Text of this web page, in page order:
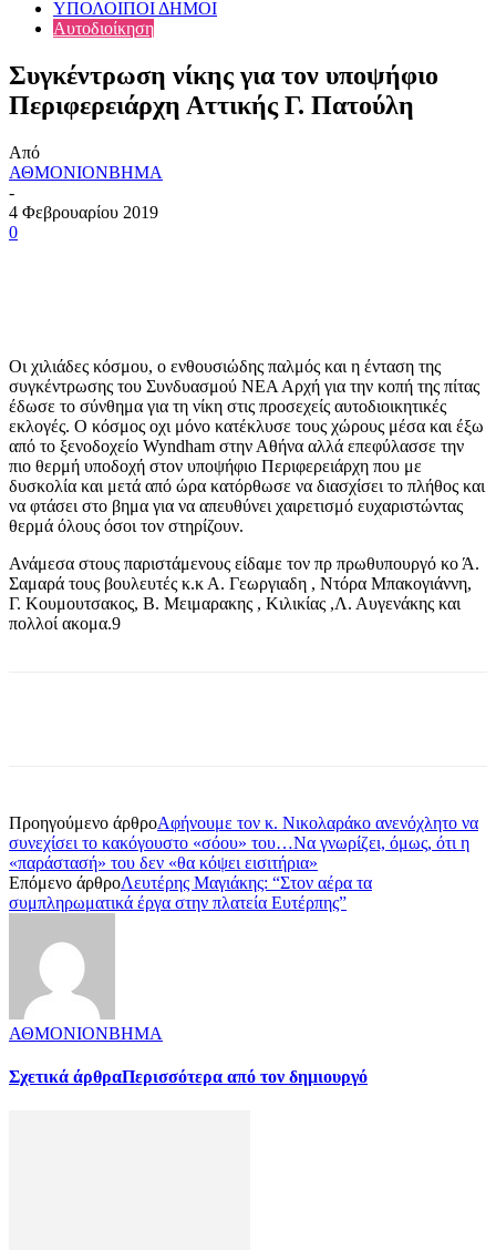
ΥΠΟΛΟΙΠΟΙ ΔΗΜΟΙ
Αυτοδιοίκηση
Συγκέντρωση νίκης για τον υποψήφιο
Περιφερειάρχη Αττικής Γ. Πατούλη
Από
ΑΘΜΟΝΙΟΝΒΗΜΑ
-
4 Φεβρουαρίου 2019
0
Οι χιλιάδες κόσμου, ο ενθουσιώδης παλμός και η ένταση της
συγκέντρωσης του Συνδυασμού ΝΕΑ Αρχή για την κοπή της πίτας
έδωσε το σύνθημα για τη νίκη στις προσεχείς αυτοδιοικητικές
εκλογές. Ο κόσμος οχι μόνο κατέκλυσε τους χώρους μέσα και έξω
από το ξενοδοχείο Wyndham στην Αθήνα αλλά επεφύλασσε την
πιο θερμή υποδοχή στον υποψήφιο Περιφερειάρχη που με
δυσκολία και μετά από ώρα κατόρθωσε να διασχίσει το πλήθος και
να φτάσει στο βημα για να απευθύνει χαιρετισμό ευχαριστώντας
θερμά όλους όσοι τον στηρίζουν.
Ανάμεσα στους παριστάμενους είδαμε τον πρ πρωθυπουργό κο Ά.
Σαμαρά τους βουλευτές κ.κ Α. Γεωργιαδη , Ντόρα Μπακογιάννη,
Γ. Κουμουτσακος, Β. Μειμαρακης , Κιλικίας ,Λ. Αυγενάκης και
πολλοί ακομα.9
Προηγούμενο άρθροΑφήνουμε τον κ. Νικολαράκο ανενόχλητο να
συνεχίσει το κακόγουστο «σόου» του…Να γνωρίζει, όμως, ότι η
«παράστασή» του δεν «θα κόψει εισιτήρια»
Επόμενο άρθροΛευτέρης Μαγιάκης: “Στον αέρα τα
συμπληρωματικά έργα στην πλατεία Ευτέρπης”
ΑΘΜΟΝΙΟΝΒΗΜΑ
Σχετικά άρθραΠερισσότερα από τον δημιουργό